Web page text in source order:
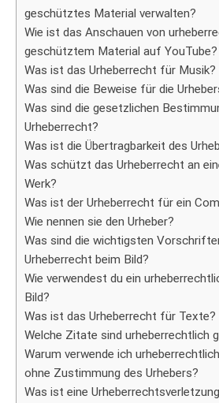
geschütztes Material verwalten?
Wie ist das Anschauen von
geschütztem Material auf YouTube?
Was ist das Urheberrecht für Musik?
Was sind die Beweise für die
Was sind die gesetzlichen
Urheberrecht?
Was ist die Übertragbarkeit des
Was schützt das Urheberrecht an
Werk?
Was ist der Urheberrecht für ein
Wie nennen sie den Urheber?
Was sind die wichtigsten
Urheberrecht beim Bild?
Wie verwendest du ein
Bild?
Was ist das Urheberrecht für Texte?
Welche Zitate sind urheberrechtlich
Warum verwende ich
ohne Zustimmung des Urhebers?
Was ist eine